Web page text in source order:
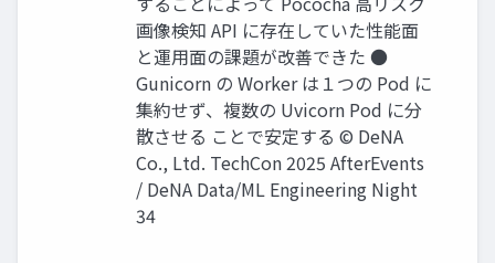
画像検知 API に存在していた性能面
と運用面の課題が改善できた ●
Gunicorn の Worker は１つの Pod に
集約せず、複数の Uvicorn Pod に分
散させる ことで安定する © DeNA
Co., Ltd. TechCon 2025 AfterEvents
/ DeNA Data/ML Engineering Night
34